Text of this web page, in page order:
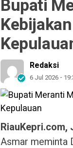
Bupati
Redaksi
6 Jul 2026 -
RiauKepri.com,
Asmar meminta